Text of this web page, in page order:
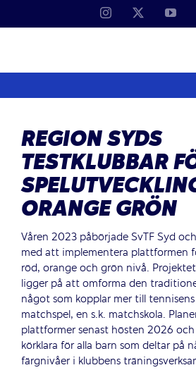
Instagram
REGION SYDS
TESTKLUBBAR
ORANGE GRÖN
Våren 2023 påbörjade SvTF Syd
med att implementera plattformen
röd, orange och grön nivå.
ligger på att omforma den
något som kopplar mer till
matchspel, en s.k. matchskola.
plattformer senast hösten 2026
körklara för alla barn som deltar på
färgnivåer i klubbens